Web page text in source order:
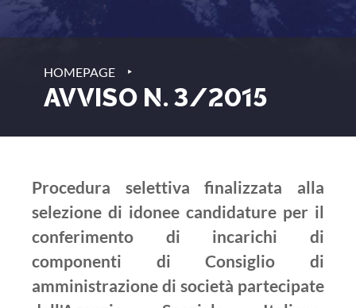
HOMEPAGE ‣
AVVISO N. 3/2015
Procedura selettiva finalizzata alla
selezione di idonee candidature per il
conferimento di incarichi di
componenti di Consiglio di
amministrazione di società partecipate